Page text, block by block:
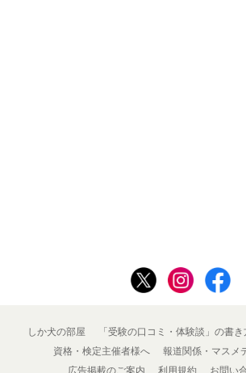
しか犬の部屋 「受験の口コミ・体験談」の書き
資格・検定主催者様へ
報道関係・マスメ